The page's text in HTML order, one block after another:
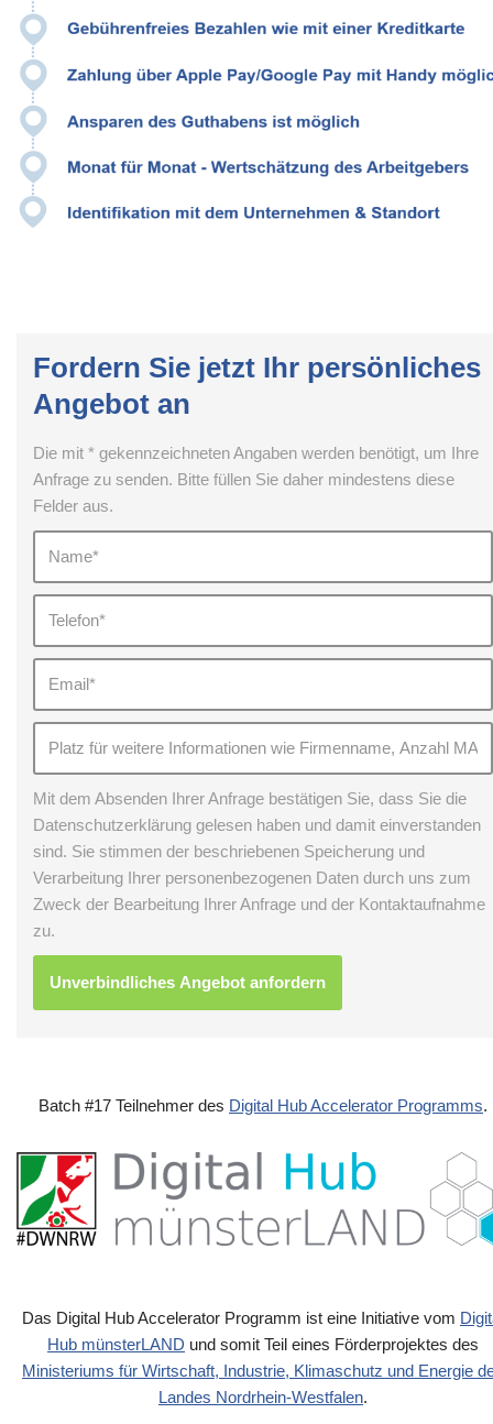
Fordern Sie jetzt Ihr persönliches
Angebot an
Die mit * gekennzeichneten Angaben werden benötigt, um Ihre
Anfrage zu senden. Bitte füllen Sie daher mindestens diese
Felder aus.
Mit dem Absenden Ihrer Anfrage bestätigen Sie, dass Sie die
Datenschutzerklärung gelesen haben und damit einverstanden
sind. Sie stimmen der beschriebenen Speicherung und
Verarbeitung Ihrer personenbezogenen Daten durch uns zum
Zweck der Bearbeitung Ihrer Anfrage und der Kontaktaufnahme
zu.
Batch #17 Teilnehmer des Digital Hub Accelerator Programms.
Das Digital Hub Accelerator Programm ist eine Initiative vom
Hub münsterLAND und somit Teil eines Förderprojektes des
Ministeriums für Wirtschaft, Industrie, Klimaschutz und Energie
Landes Nordrhein-Westfalen.